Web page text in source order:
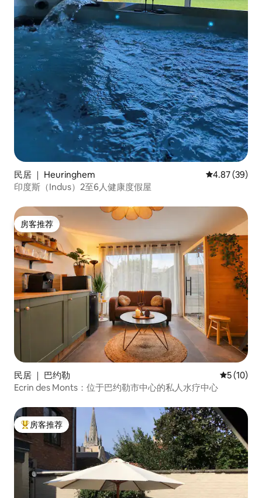
民居 ｜ Heuringhem 平均评分
4.87 (39)
印度斯（Indus）2至6人健康度假屋
房客推荐
房客推荐
民居 ｜ 巴约勒 平均评分
5 (10)
Ecrin des Monts：位于巴约勒市中心的私人水疗中心
热门「房客推荐」
房客推荐